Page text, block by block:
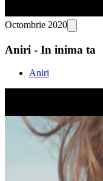
Octombrie 2020
Aniri - In inima ta
Aniri